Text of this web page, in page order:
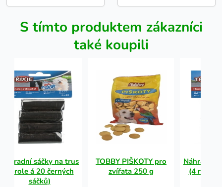
S tímto produktem zákazníci
také koupili
Náhradní sáčky na trus
(4 role á 20 černých
sáčků)
TOBBY PIŠKOTY pro
zvířata 250 g
Náhradní
(4 role á